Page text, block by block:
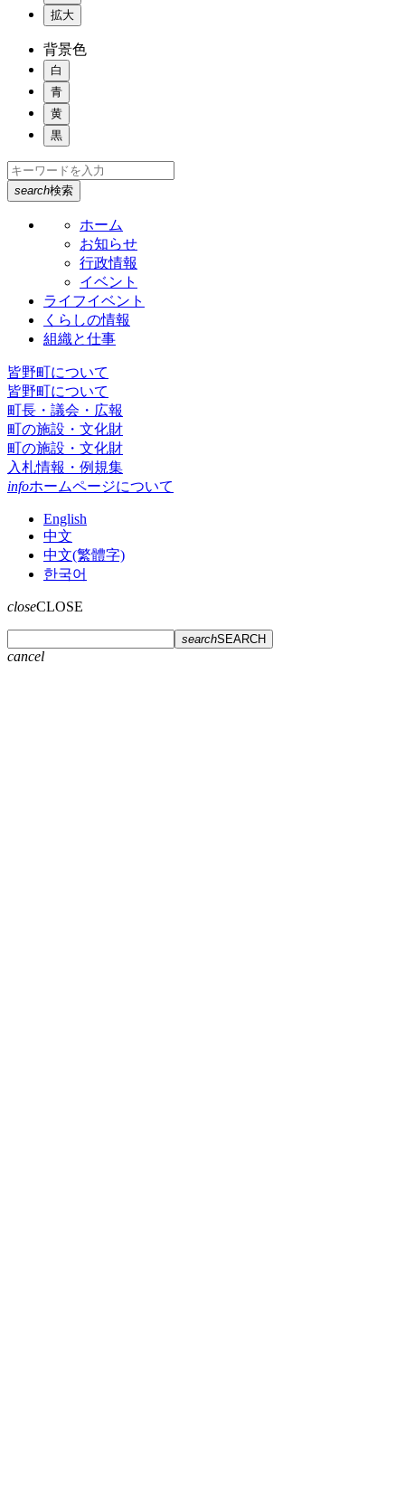
拡大
背景色
白
青
黄
黒
search検索
ホーム
お知らせ
行政情報
イベント
ライフイベント
くらしの情報
組織と仕事
皆野町について
皆野町について
町長・議会・広報
町の施設・文化財
町の施設・文化財
入札情報・例規集
infoホームページについて
English
中文
中文(繁體字)
한국어
closeCLOSE
searchSEARCH
cancel